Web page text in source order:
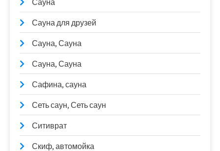
Сауна
Сауна для друзей
Сауна, Сауна
Сауна, Сауна
Сафина, сауна
Сеть саун, Сеть саун
Ситиврат
Скиф, автомойка